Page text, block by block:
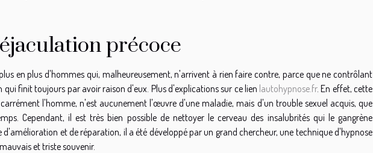
précoce
en plus d'hommes qui, malheureusement, n'arrivent à rien faire contre, parce que ne contrôlant
finit toujours par avoir raison d'eux. Plus d'explications sur ce lien lautohypnose.fr. En effet, cette
l'homme, n'est aucunement l'œuvre d'une maladie, mais d'un trouble sexuel acquis, que
Cependant, il est très bien possible de nettoyer le cerveau des insalubrités qui le gangrène
et de réparation, il a été développé par un grand chercheur, une technique d'hypnose
et triste souvenir.